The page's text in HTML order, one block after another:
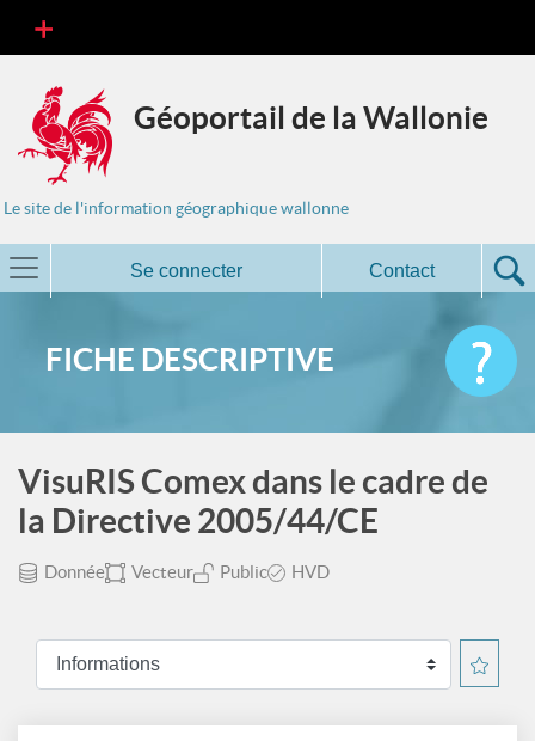
Géoportail de la Wallonie
Le site de l'information géographique wallonne
Se connecter Contact
FICHE DESCRIPTIVE
VisuRIS Comex dans le cadre de
la Directive 2005/44/CE
Donnée Vecteur Public HVD